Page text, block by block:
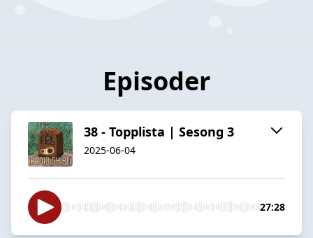
Episoder
38 - Topplista | Sesong 3
2025-06-04
27:28